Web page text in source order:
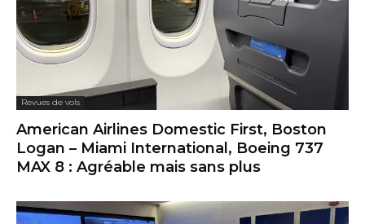
Revues de vols
American Airlines Domestic First, Boston
Logan – Miami International, Boeing 737
MAX 8 : Agréable mais sans plus